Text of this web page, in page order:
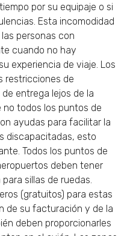
por su equipaje o si
Esta incomodidad
personas con
cuando no hay
experiencia de viaje. Los
restricciones de
entrega lejos de la
no todos los puntos de
ayudas para facilitar la
discapacitadas, esto
Todos los puntos de
deben tener
sillas de ruedas.
(gratuitos) para estas
de su facturación y de la
deben proporcionarles